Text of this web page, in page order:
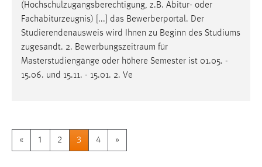
(Hochschulzugangsberechtigung, z.B. Abitur- oder
Fachabiturzeugnis) [...] das Bewerberportal. Der
Studierendenausweis wird Ihnen zu Beginn des Studiums
zugesandt. 2. Bewerbungszeitraum für
Masterstudiengänge oder höhere Semester ist 01.05. -
15.06. und 15.11. - 15.01. 2. Ve
« 1 2 3 4 »